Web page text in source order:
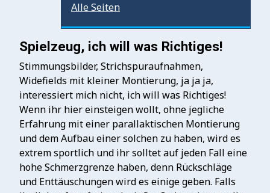
Alle Seiten
Spielzeug, ich will was Richtiges!
Stimmungsbilder, Strichspuraufnahmen,
Widefields mit kleiner Montierung, ja ja ja,
interessiert mich nicht, ich will was Richtiges!
Wenn ihr hier einsteigen wollt, ohne jegliche
Erfahrung mit einer parallaktischen Montierung
und dem Aufbau einer solchen zu haben, wird es
extrem sportlich und ihr solltet auf jeden Fall eine
hohe Schmerzgrenze haben, denn Rückschläge
und Enttäuschungen wird es einige geben. Falls